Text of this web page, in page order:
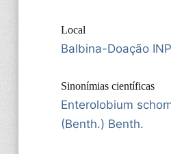
Local
Balbina-Doação
Sinonímias científicas
Enterolobium
(Benth.) Benth.